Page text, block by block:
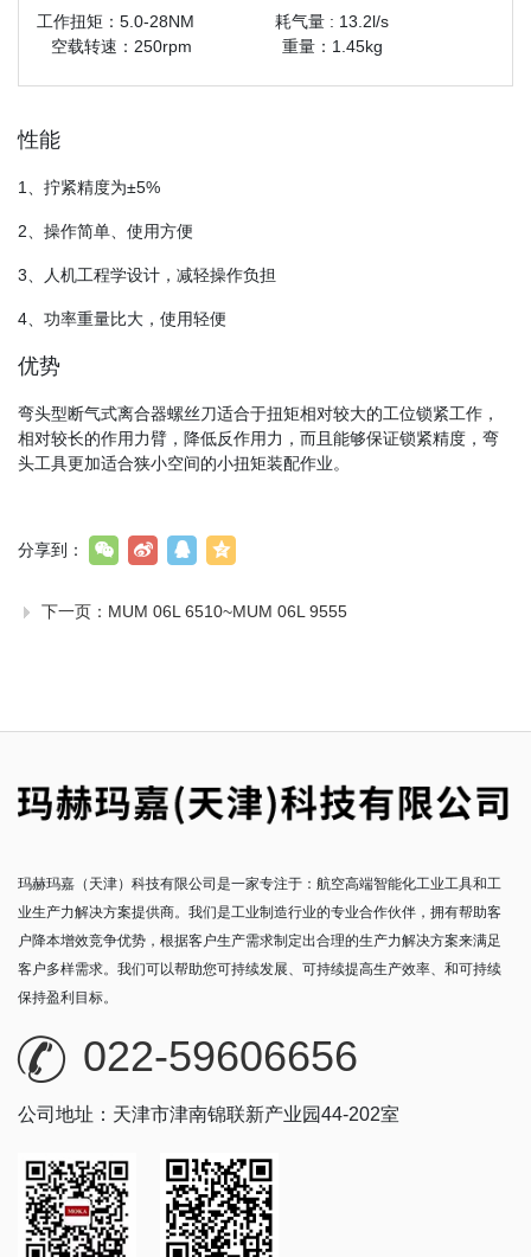
工作扭矩：5.0-28NM 耗气量 : 13.2l/s
空载转速：250rpm 重量：1.45kg
性能
1、拧紧精度为±5%
2、操作简单、使用方便
3、人机工程学设计，减轻操作负担
4、功率重量比大，使用轻便
优势
弯头型断气式离合器螺丝刀适合于扭矩相对较大的工位锁紧工作，
相对较长的作用力臂，降低反作用力，而且能够保证锁紧精度，弯
头工具更加适合狭小空间的小扭矩装配作业。
下一页： MUM 06L 6510~MUM 06L 9555
分享到：
玛赫玛嘉（天津）科技有限公司是一家专注于：航空高端智能化工业工具和工
业生产力解决方案提供商。我们是工业制造行业的专业合作伙伴，拥有帮助客
户降本增效竞争优势，根据客户生产需求制定出合理的生产力解决方案来满足
客户多样需求。我们可以帮助您可持续发展、可持续提高生产效率、和可持续
保持盈利目标。
022-59606656
公司地址：天津市津南锦联新产业园44-202室